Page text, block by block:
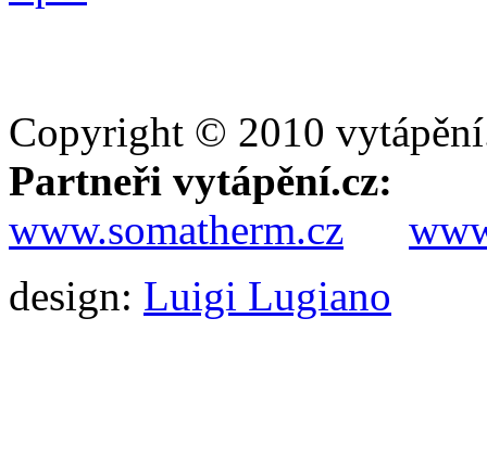
Copyright © 2010
Partneři vytápění.cz:
www.somatherm.cz
design: Luigi Lugiano